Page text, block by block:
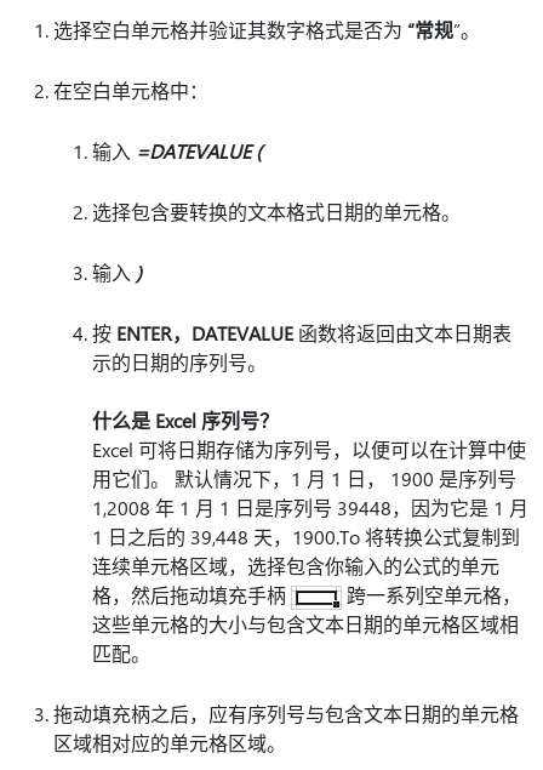
选择空白单元格并验证其数字格式是否为 “常规”。
在空白单元格中：
输入 =DATEVALUE (
选择包含要转换的文本格式日期的单元格。
输入 )
按 ENTER，DATEVALUE 函数将返回由文本日期表
示的日期的序列号。
什么是 Excel 序列号？
Excel 可将日期存储为序列号，以便可以在计算中使
用它们。 默认情况下，1 月 1 日， 1900 是序列号
1,2008 年 1 月 1 日是序列号 39448，因为它是 1 月
1 日之后的 39,448 天，1900.To 将转换公式复制到
连续单元格区域，选择包含你输入的公式的单元
格，然后拖动填充手柄
跨一系列空单元格，
这些单元格的大小与包含文本日期的单元格区域相
匹配。
拖动填充柄之后，应有序列号与包含文本日期的单元格
区域相对应的单元格区域。